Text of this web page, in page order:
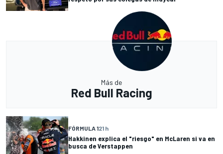
Más de
Red Bull Racing
FÓRMULA 121 h
Hakkinen explica el "riesgo" en McLaren si va en
busca de Verstappen